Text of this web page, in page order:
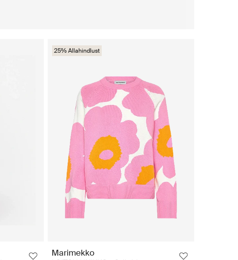
25% Allahindlust
Marimekko